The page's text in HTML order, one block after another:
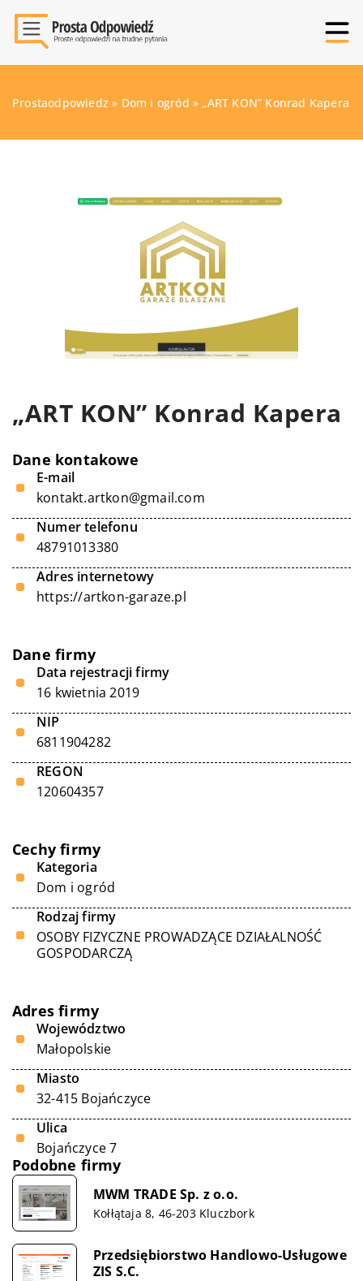
Prostaodpowiedz » Dom i ogród »„ART KON” Konrad Kapera
„ART KON” Konrad Kapera
Dane kontakowe
E-mail
kontakt.artkon@gmail.com
Numer telefonu
48791013380
Adres internetowy
https://artkon-garaze.pl
Dane firmy
Data rejestracji firmy
16 kwietnia 2019
NIP
6811904282
REGON
120604357
Cechy firmy
Kategoria
Dom i ogród
Rodzaj firmy
OSOBY FIZYCZNE PROWADZĄCE DZIAŁALNOŚĆ
GOSPODARCZĄ
Adres firmy
Województwo
Małopolskie
Miasto
32-415 Bojańczyce
Ulica
Bojańczyce 7
Podobne firmy
MWM TRADE Sp. z o.o.
Kołłątaja 8, 46-203 Kluczbork
Przedsiębiorstwo Handlowo-Usługowe
ZIS S.C.